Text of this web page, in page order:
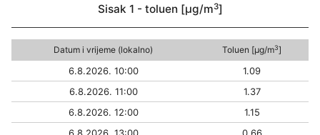
Sisak 1 - toluen [µg/m3]
Datum i vrijeme (lokalno) Toluen [µg/m3]
6.8.2026. 10:00
1.09
6.8.2026. 11:00
1.37
6.8.2026. 12:00
1.15